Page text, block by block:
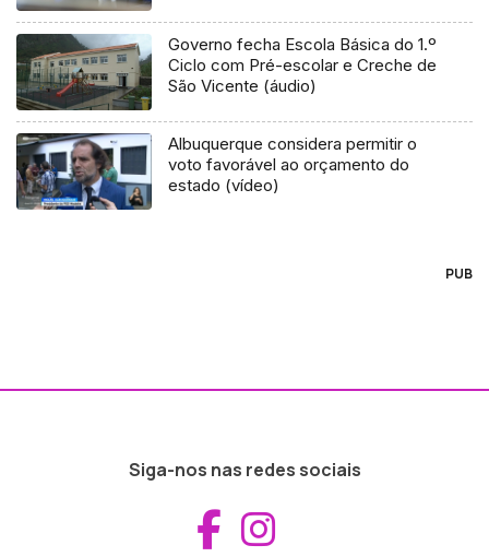
Governo fecha Escola Básica do 1.º
Ciclo com Pré-escolar e Creche de
São Vicente (áudio)
Albuquerque considera permitir o
voto favorável ao orçamento do
estado (vídeo)
PUB
Siga-nos nas redes sociais
Aceder ao